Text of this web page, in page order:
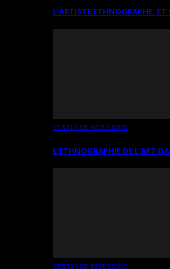
L’ARTISTE ETHNOGRAPHE:
TEXTES DE RÉFLEXION
L’ETHNOGRAPHIE DE L’ART
TEXTES DE RÉFLEXION